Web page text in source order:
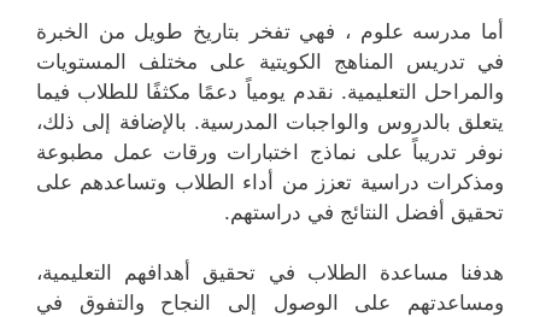
أما مدرسه علوم ، فهي تفخر بتاريخ طويل من الخبرة
في تدريس المناهج الكويتية على مختلف المستويات
والمراحل التعليمية. نقدم يومياً دعمًا مكثفًا للطلاب فيما
يتعلق بالدروس والواجبات المدرسية. بالإضافة إلى ذلك،
نوفر تدريباً على نماذج اختبارات ورقات عمل مطبوعة
ومذكرات دراسية تعزز من أداء الطلاب وتساعدهم على
تحقيق أفضل النتائج في دراستهم.
هدفنا مساعدة الطلاب في تحقيق أهدافهم التعليمية،
ومساعدتهم على الوصول إلى النجاح والتفوق في